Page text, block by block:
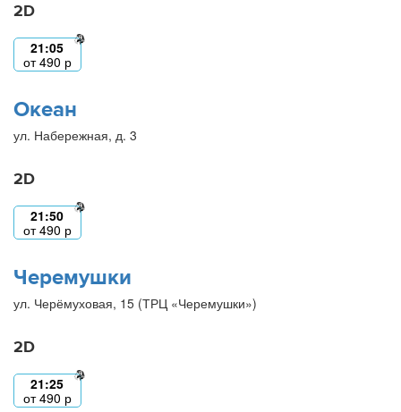
2D
21:05
от490 р
Океан
ул. Набережная, д. 3
2D
21:50
от490 р
Черемушки
ул. Черёмуховая, 15 (ТРЦ «Черемушки»)
2D
21:25
от490 р